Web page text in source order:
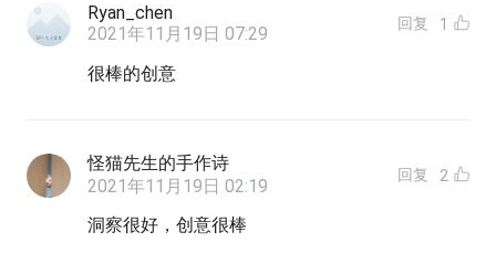
Ryan_chen
2021年11月19日 07:29
回复 1
很棒的创意
怪猫先生的手作诗
2021年11月19日 02:19
回复 2
洞察很好，创意很棒